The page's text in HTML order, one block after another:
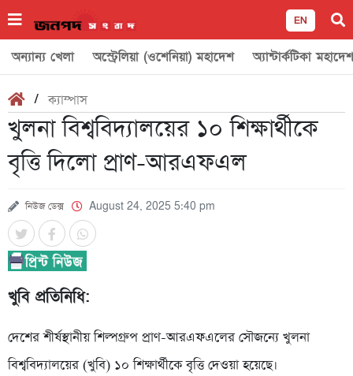
EN
অন্যান্য খেলা অস্ট্রেলিয়া (ওশেনিয়া) মহাদেশ অ্যান্টার্কটিকা মহাদেশ
/ক্যাম্পাস
খুলনা বিশ্ববিদ্যালয়ের ১০ শিক্ষার্থীকে
বৃত্তি দিলো প্রাণ-আরএফএল
নিউজ ডেক্স August 24, 2025 5:40 pm
খুবি প্রতিনিধি:
দেশের শীর্ষস্থানীয় শিল্পগ্রুপ প্রাণ-আরএফএলের সৌজন্যে খুলনা
বিশ্ববিদ্যালয়ের (খুবি) ১০ শিক্ষার্থীকে বৃত্তি দেওয়া হয়েছে।